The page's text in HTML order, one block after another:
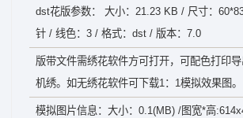
dst花版参数： 大小：21.23 KB / 尺寸：
针 / 线色：3 / 格式：dst / 版本：7.0
版带文件需绣花软件方可打开，可配色打印
机绣。如无绣花软件可下载1：1模拟效果图。
模拟图片信息：大小：0.1(MB) /图宽*高